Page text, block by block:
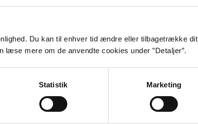
Du kan til enhver tid ændre eller tilbagetrække dit
mere om de anvendte cookies under ”Detaljer”.
Statistik Marketing